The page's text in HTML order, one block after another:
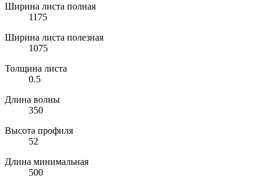
Ширина листа полная
1175
Ширина листа полезная
1075
Толщина листа
0.5
Длина волны
350
Высота профиля
52
Длина минимальная
500